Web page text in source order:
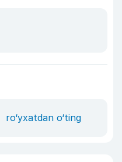
ro‘yxatdan o‘ting